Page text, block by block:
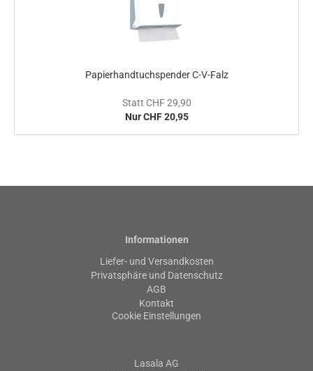
Papierhandtuchspender C-V-Falz
Statt CHF 29,90
Nur CHF 20,95
Informationen
Liefer- und Versandkosten
Privatsphäre und Datenschutz
AGB
Kontakt
Cookie Einstellungen
Lasala AG